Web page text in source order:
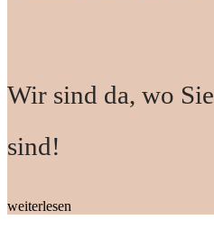
Wir sind da, wo Sie
sind!
weiterlesen